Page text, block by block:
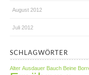
August 2012
Juli 2012
SCHLAGWÖRTER
Alter Ausdauer Bauch Beine